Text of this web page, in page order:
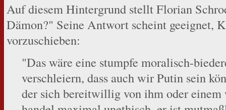
Auf diesem Hintergrund stellt Florian
Dämon?" Seine Antwort scheint geeignet,
vorzuschieben:
"Das wäre eine stumpfe moralisch-
verschleiern, dass auch wir Putin sein
der sich bereitwillig von ihm oder